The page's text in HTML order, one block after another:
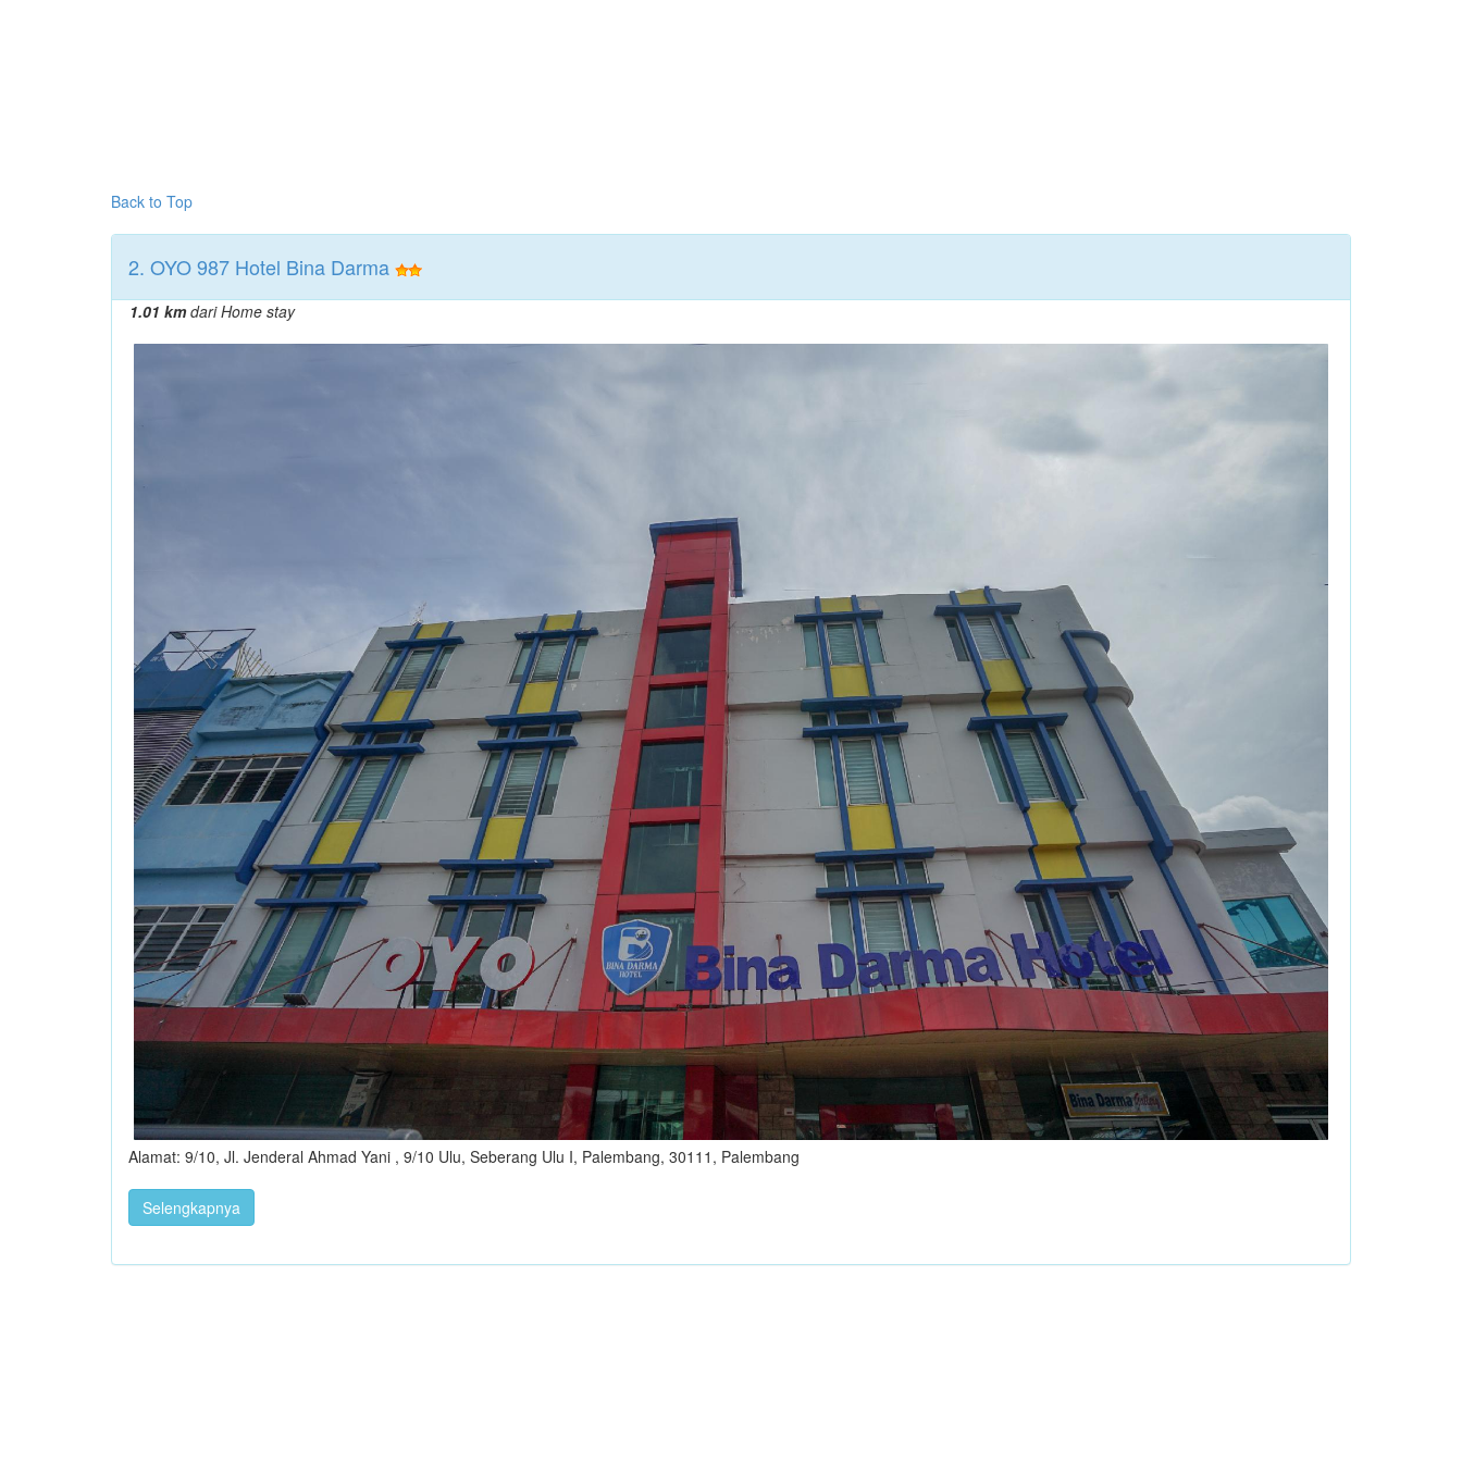
Back to Top
2. OYO 987 Hotel Bina Darma
1.01 kmdari Home stay
Alamat: 9/10, Jl. Jenderal Ahmad Yani , 9/10 Ulu, Seberang Ulu I, Palembang, 30111, Palembang
Selengkapnya